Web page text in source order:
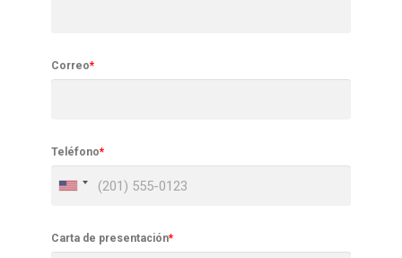
Correo*
Teléfono*
Carta de presentación*